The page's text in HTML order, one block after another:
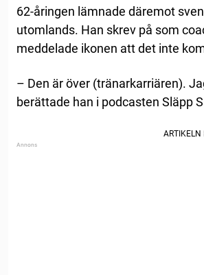
62-åringen lämnade däremot
utomlands. Han skrev på som
meddelade ikonen att det inte
– Den är över (tränarkarriären).
berättade han i podcasten Släpp